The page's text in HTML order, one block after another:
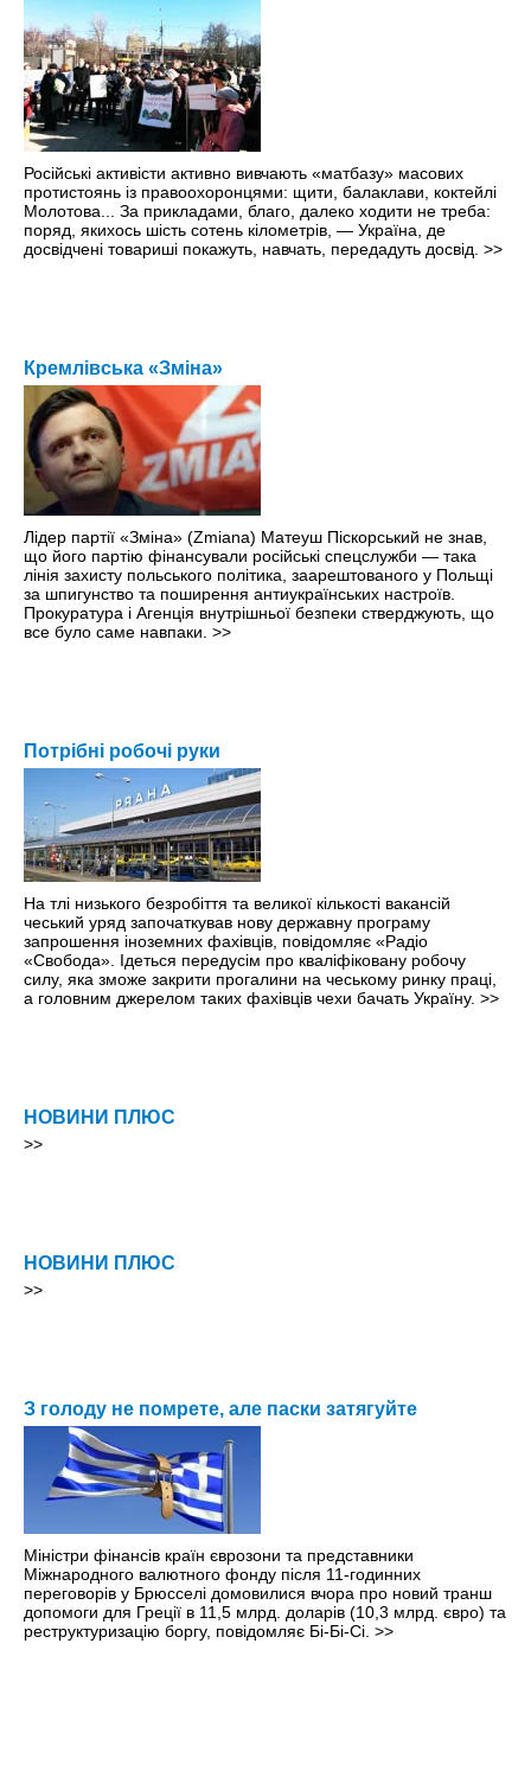
Російські активісти активно вивчають «матбазу» масових
протистоянь із правоохоронцями: щити, балаклави, коктейлі
Молотова... За прикладами, благо, далеко ходити не треба:
поряд, якихось шість сотень кілометрів, — Україна, де
досвідчені товариші покажуть, навчать, передадуть досвід. >>
Кремлівська «Зміна»
Лідер партії «Зміна» (Zmiana) Матеуш Піскорський не знав,
що його партію фінансували російські спецслужби — така
лінія захисту польського політика, заарештованого у Польщі
за шпигунство та поширення антиукраїнських настроїв.
Прокуратура і Агенція внутрішньої безпеки стверджують, що
все було саме навпаки. >>
Потрібні робочі руки
На тлі низького безробіття та великої кількості вакансій
чеський уряд започаткував нову державну програму
запрошення іноземних фахівців, повідомляє «Радіо
«Свобода». Ідеться передусім про кваліфіковану робочу
силу, яка зможе закрити прогалини на чеському ринку праці,
а головним джерелом таких фахівців чехи бачать Україну. >>
НОВИНИ ПЛЮС
>>
НОВИНИ ПЛЮС
>>
З голоду не помрете, але паски затягуйте
Міністри фінансів країн єврозони та представники
Міжнародного валютного фонду після 11-годинних
переговорів у Брюсселі домовилися вчора про новий транш
допомоги для Греції в 11,5 млрд. доларів (10,3 млрд. євро) та
реструктуризацію боргу, повідомляє Бі-Бі-Сі. >>